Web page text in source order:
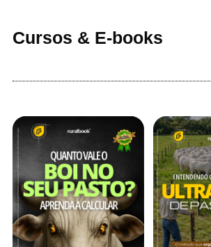
Cursos & E-books